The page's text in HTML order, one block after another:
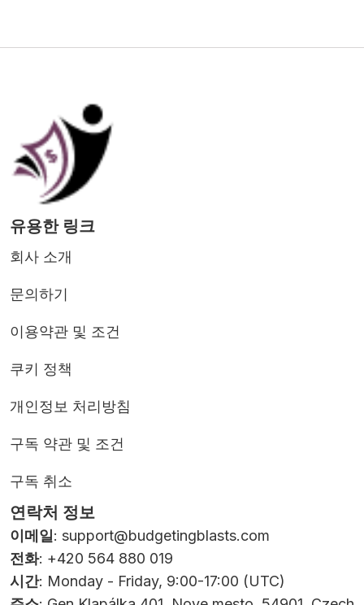
유용한 링크
회사 소개
문의하기
이용약관 및 조건
쿠키 정책
개인정보 처리방침
구독 약관 및 조건
구독 취소
연락처 정보
이메일: support@budgetingblasts.com
전화: +420 564 880 019
시간: Monday - Friday, 9:00-17:00 (UTC)